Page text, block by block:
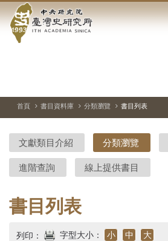
到中
央
院-
臺
灣
史
研
究
首頁 書目資料庫 分類瀏覽 書目列表
文獻類目介紹 分類瀏覽
進階查詢 線上提供書目
書目列表
列印： 字型大小： 小 中 大